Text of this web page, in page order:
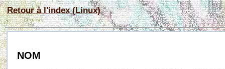
Retour à l'index (Linux)
NOM